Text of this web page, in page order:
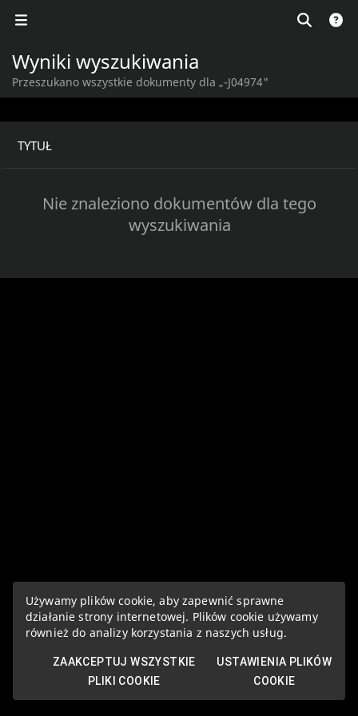
Używamy plików cookie, aby zapewnić sprawne
działanie strony internetowej. Plików cookie używamy
również do analizy korzystania z naszych usług.
ZAAKCEPTUJ WSZYSTKIE
PLIKI COOKIE
USTAWIENIA PLIKÓW
COOKIE
Wyniki wyszukiwania
Przeszukano wszystkie dokumenty dla „-J04974"
TYTUŁ
Nie znaleziono dokumentów dla tego
wyszukiwania